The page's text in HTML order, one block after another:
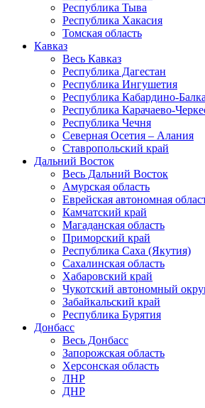
Республика Тыва
Республика Хакасия
Томская область
Кавказ
Весь Кавказ
Республика Дагестан
Республика Ингушетия
Республика Кабардино-
Республика Карачаево-
Республика Чечня
Северная Осетия – Алания
Ставропольский край
Дальний Восток
Весь Дальний Восток
Амурская область
Еврейская автономная
Камчатский край
Магаданская область
Приморский край
Республика Саха (Якутия)
Сахалинская область
Хабаровский край
Чукотский автономный
Забайкальский край
Республика Бурятия
Донбасс
Весь Донбасс
Запорожская область
Херсонская область
ЛНР
ДНР